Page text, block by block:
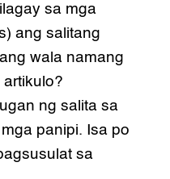
sa mga
ang salitang
wala namang
artikulo?
ng salita sa
panipi. Isa po
sa